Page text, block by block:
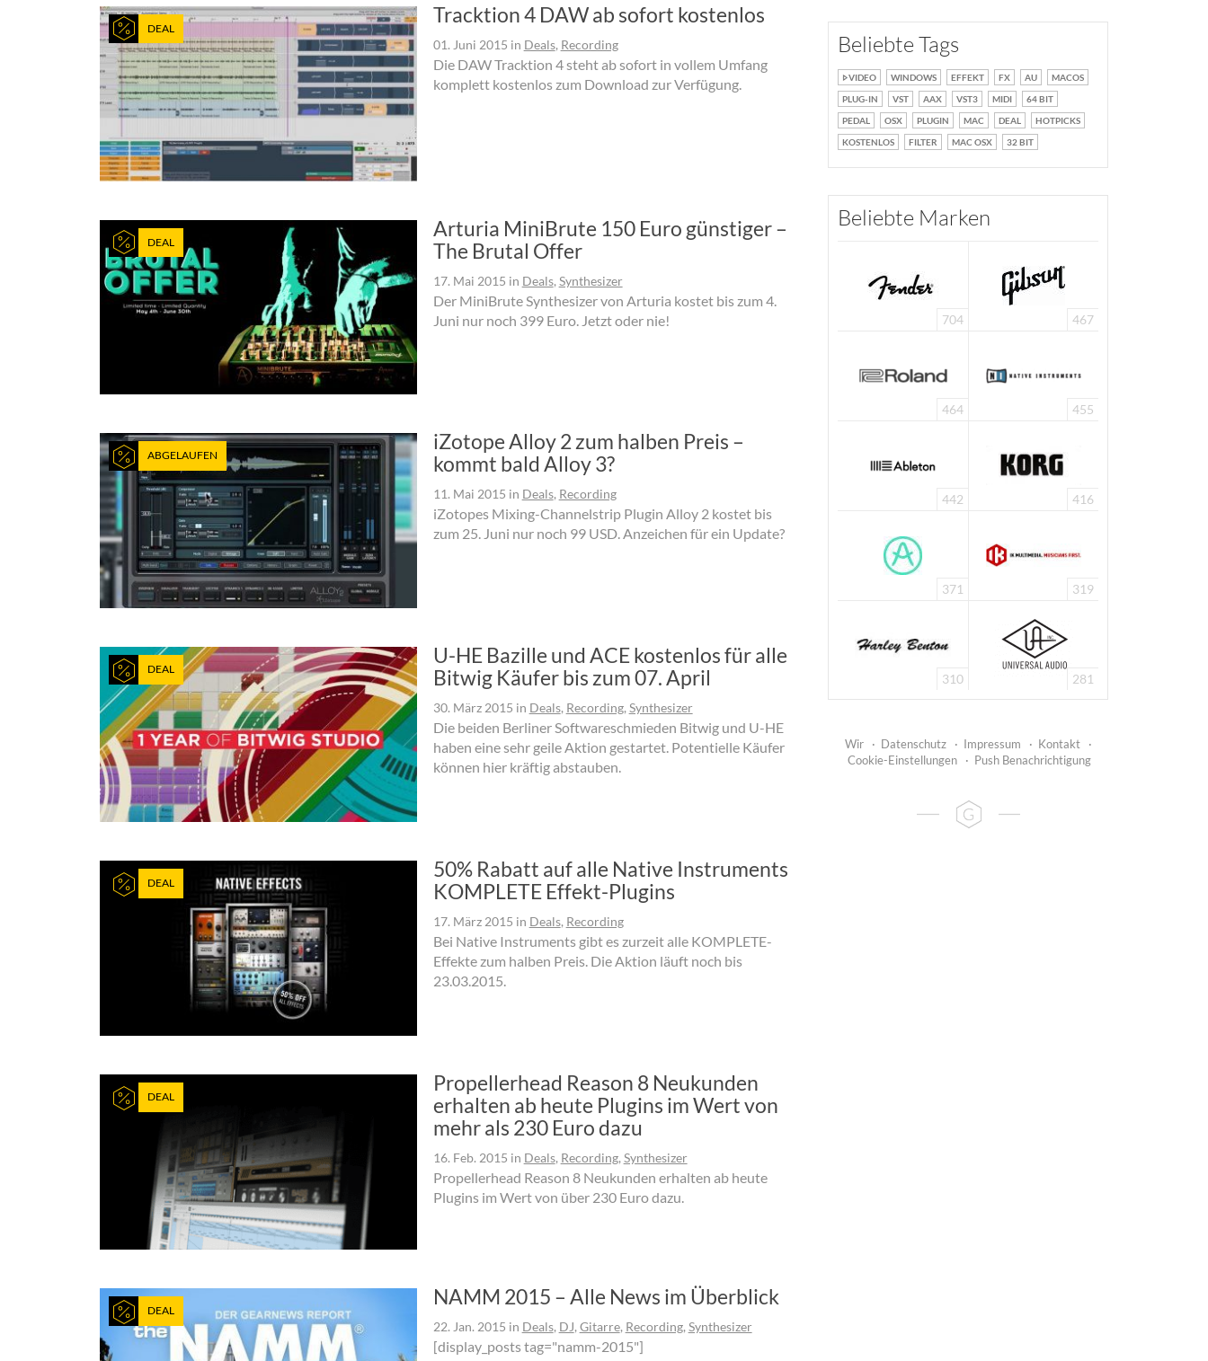
DEAL
Tracktion 4 DAW ab sofort kostenlos
01. Juni 2015 in Deals, Recording
Die DAW Tracktion 4 steht ab sofort in vollem Umfang
komplett kostenlos zum Download zur Verfügung.
DEAL
Arturia MiniBrute 150 Euro günstiger –
The Brutal Offer
17. Mai 2015 in Deals, Synthesizer
Der MiniBrute Synthesizer von Arturia kostet bis zum 4.
Juni nur noch 399 Euro. Jetzt oder nie!
ABGELAUFEN
iZotope Alloy 2 zum halben Preis –
kommt bald Alloy 3?
11. Mai 2015 in Deals, Recording
iZotopes Mixing-Channelstrip Plugin Alloy 2 kostet bis
zum 25. Juni nur noch 99 USD. Anzeichen für ein Update?
DEAL
U-HE Bazille und ACE kostenlos für alle
Bitwig Käufer bis zum 07. April
30. März 2015 in Deals, Recording, Synthesizer
Die beiden Berliner Softwareschmieden Bitwig und U-HE
haben eine sehr geile Aktion gestartet. Potentielle Käufer
können hier kräftig abstauben.
DEAL
50% Rabatt auf alle Native Instruments
KOMPLETE Effekt-Plugins
17. März 2015 in Deals, Recording
Bei Native Instruments gibt es zurzeit alle KOMPLETE-
Effekte zum halben Preis. Die Aktion läuft noch bis
23.03.2015.
DEAL
Propellerhead Reason 8 Neukunden
erhalten ab heute Plugins im Wert von
mehr als 230 Euro dazu
16. Feb. 2015 in Deals, Recording, Synthesizer
Propellerhead Reason 8 Neukunden erhalten ab heute
Plugins im Wert von über 230 Euro dazu.
DEAL
NAMM 2015 – Alle News im Überblick
22. Jan. 2015 in Deals, DJ, Gitarre, Recording, Synthesizer
[display_posts tag="namm-2015"]
Beliebte Tags
VIDEO WINDOWS EFFEKT FX AU
MACOS
PLUG-IN
VST AAX VST3 MIDI
64 BIT
PEDAL
OSX PLUGIN MAC DEAL
HOTPICKS
KOSTENLOS
FILTER MAC OSX 32 BIT
Beliebte Marken
704 467
464 455
442 416
371 319
310 281
Wir · Datenschutz · Impressum · Kontakt
·
Cookie-Einstellungen
· Push Benachrichtigung